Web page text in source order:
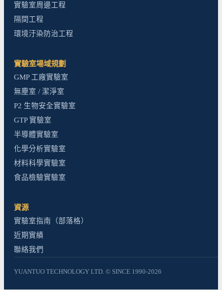
實驗室周邊工程
隔間工程
環境汙染防治工程
實驗室場域規劃
GMP 工廠實驗室
無塵室 / 潔淨室
P2 生物安全實驗室
GTP 實驗室
半導體實驗室
化學分析實驗室
材料科學實驗室
食品檢驗實驗室
資源
實驗室指南（部落格）
近期實績
聯絡我們
YUANTUO TECHNOLOGY LTD. © SINCE 1990-2026